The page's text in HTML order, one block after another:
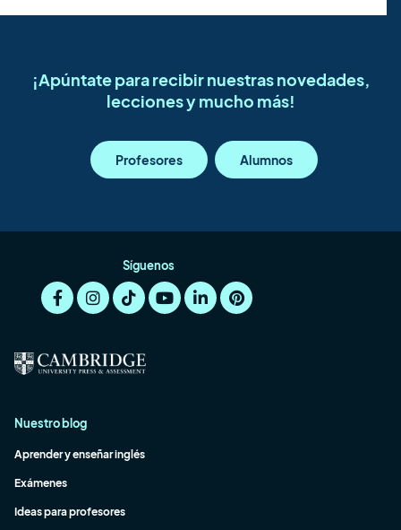
¡Apúntate para recibir nuestras novedades,
lecciones y mucho más!
Profesores Alumnos
Síguenos
Nuestro blog
Aprender y enseñar inglés
Exámenes
Ideas para profesores